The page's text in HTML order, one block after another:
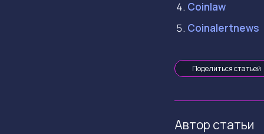
Coinlaw
Coinalertnews
Поделиться статьей
Автор статьи